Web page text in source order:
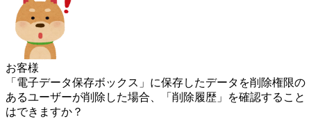
お客様
「電子データ保存ボックス」に保存したデータを削除権限の
あるユーザーが削除した場合、「削除履歴」を確認すること
はできますか？